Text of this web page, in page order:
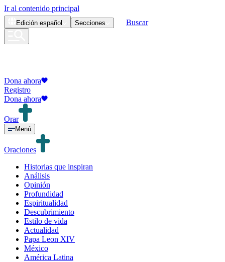
Ir al contenido principal
Edición español Secciones Buscar
Dona ahora
Registro
Dona ahora
Orar
Menú
Oraciones
Historias que inspiran
Análisis
Opinión
Profundidad
Espiritualidad
Descubrimiento
Estilo de vida
Actualidad
Papa Leon XIV
México
América Latina